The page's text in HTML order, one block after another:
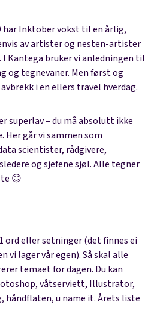
har Inktober vokst til en årlig,
av artister og nesten-artister
Kantega bruker vi anledningen til
og tegnevaner. Men først og
i en ellers travel hverdag.
superlav – du må absolutt ikke
Her går vi sammen som
scientister, rådgivere,
og sjefene sjøl. Alle tegner
😊
ord eller setninger (det finnes ei
vi lager vår egen). Så skal alle
temaet for dagen. Du kan
våtserviett, Illustrator,
håndflaten, u name it. Årets liste